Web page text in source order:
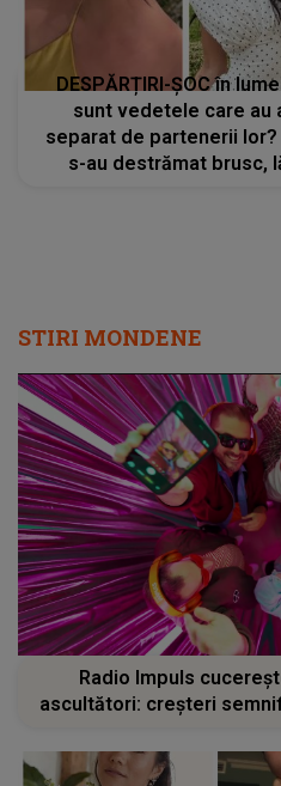
DESPĂRȚIRI-ȘOC în
sunt vedetele care au
separat de partenerii
s-au destrămat brusc,
STIRI MONDENE
Radio Impuls
ascultători: creșteri